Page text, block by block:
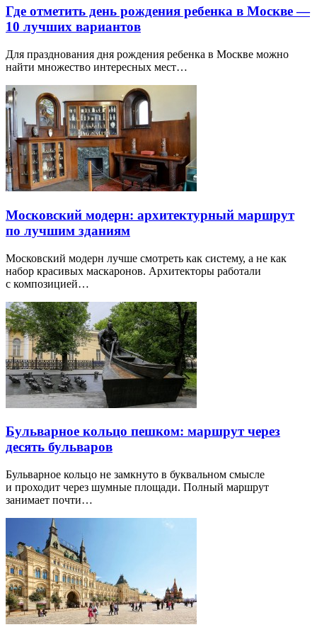
Где отметить день рождения ребенка в Москве —
10 лучших вариантов
Для празднования дня рождения ребенка в Москве можно
найти множество интересных мест…
Московский модерн: архитектурный маршрут
по лучшим зданиям
Московский модерн лучше смотреть как систему, а не как
набор красивых маскаронов. Архитекторы работали
с композицией…
Бульварное кольцо пешком: маршрут через
десять бульваров
Бульварное кольцо не замкнуто в буквальном смысле
и проходит через шумные площади. Полный маршрут
занимает почти…